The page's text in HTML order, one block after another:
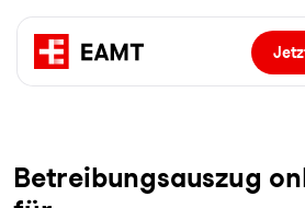
Be­trei­bungs­aus­zug